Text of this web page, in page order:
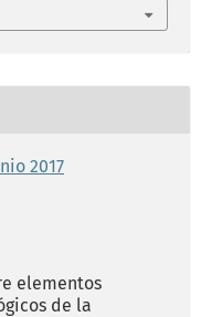
2017
elementos
de la